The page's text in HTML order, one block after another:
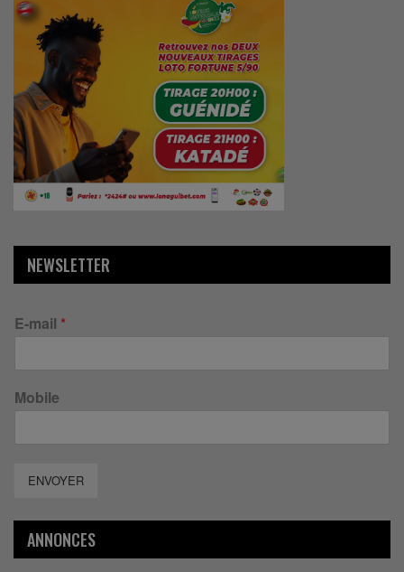
NEWSLETTER
E-mail *
Mobile
ENVOYER
ANNONCES